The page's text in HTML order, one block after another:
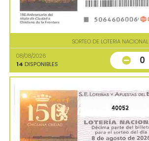
SORTEO DE LOTERIA NACIONAL
08/08/2026
14 DISPONIBLES 0
40052